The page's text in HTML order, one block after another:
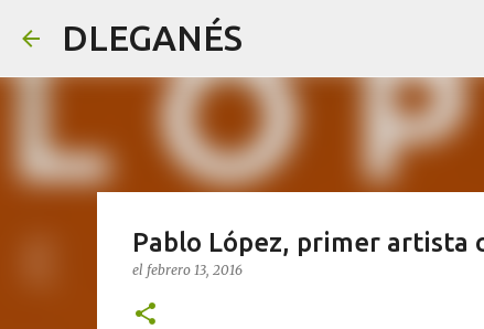
DLEGANÉS
Pablo López, primer artista
el febrero 13, 2016